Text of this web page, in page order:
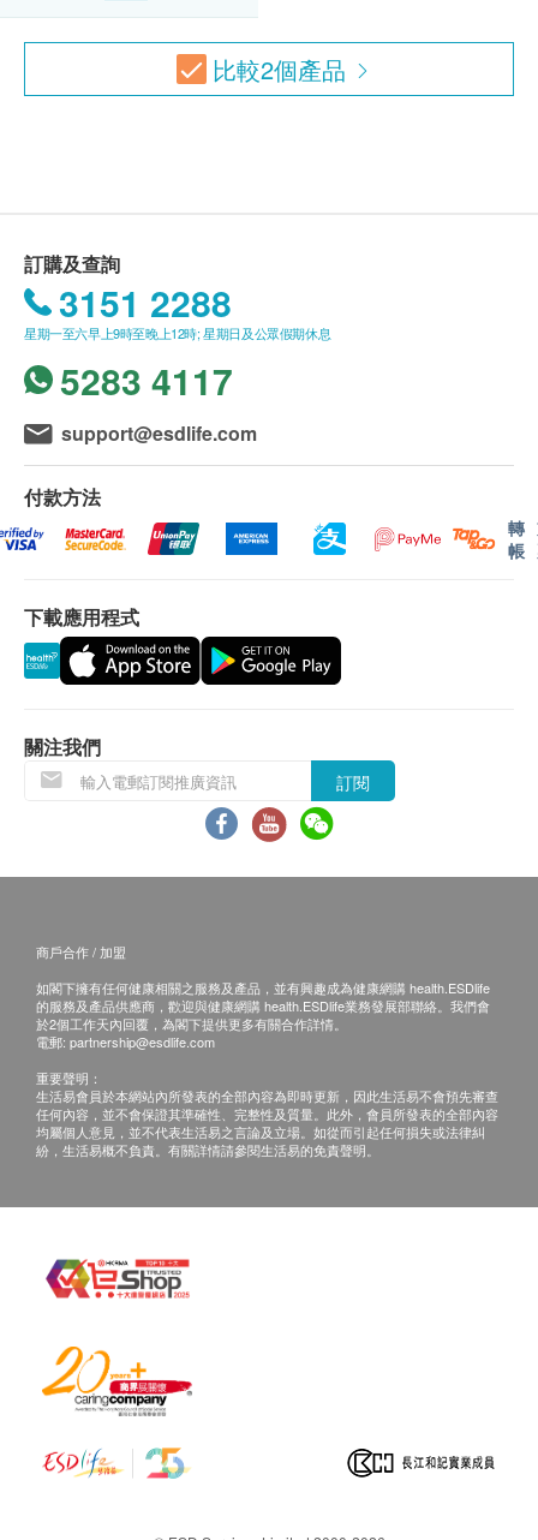
小便蛋白定量
小便膽紅素定性
小便尿膽原定性
血紅蛋白定性
小便細菌
小便上皮細胞
乙型肝炎檢查
乙型肝炎表面抗體
梅毒
梅毒血清試驗
由註冊中醫師或註冊營養師提供詳細的體質及飲食營養
諮詢服務，包括體重評估、飲食評估，針對檢查結果而
設計個人化的飲食建議，使健康問題可以得到顯著的改
地中海貧血症檢查
精子動態/活動能力
紅血球
形態(最初)
報告
醫生講解報告
有關此服務/產品的錯漏或延誤，或因使用此服務/
產品而引致的損失、損害、受傷或法律訴訟，健康
網購health.ESDlife概不負責。一切有關的索償或
比較2個產品
訂購及查詢
3151 2288
星期一至六早上9時至晚上12時; 星期日及公眾假期休息
5283 4117
support@esdlife.com
付款方法
轉
帳
下載應用程式
關注我們
訂閱
商戶合作 / 加盟
如閣下擁有任何健康相關之服務及產品，並有興趣成為健康網購 health.ESDlife
的服務及產品供應商，歡迎與健康網購 health.ESDlife業務發展部聯絡。我們會
於2個工作天內回覆，為閣下提供更多有關合作詳情。
電郵: partnership@esdlife.com
重要聲明：
生活易會員於本網站內所發表的全部內容為即時更新，因此生活易不會預先審查
任何內容，並不會保證其準確性、完整性及質量。此外，會員所發表的全部內容
均屬個人意見，並不代表生活易之言論及立場。如從而引起任何損失或法律糾
紛，生活易概不負責。有關詳情請參閱生活易的免責聲明。